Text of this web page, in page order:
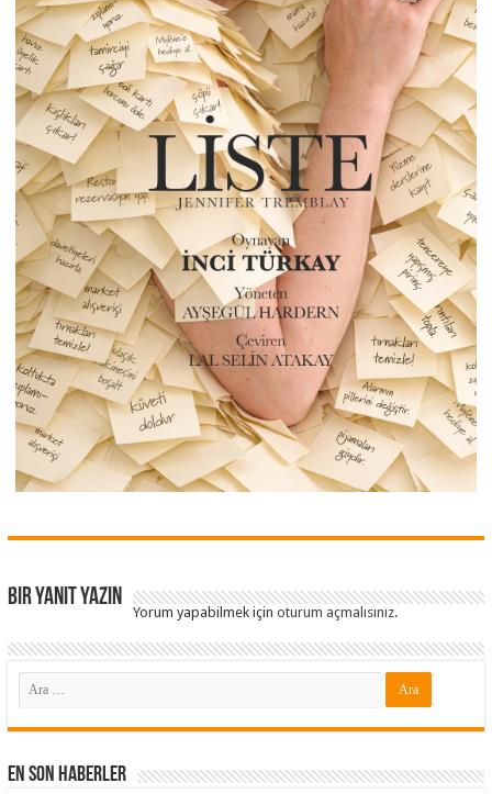
Bir yanıt yazın
Yorum yapabilmek içinoturum açmalısınız.
En Son Haberler